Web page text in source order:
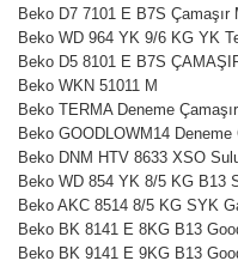
Beko D7 7101 E B7S
Beko WD 964 YK 9/6 KG YK
Beko D5 8101 E B7S
Beko WKN 51011 M
Beko TERMA Deneme
Beko GOODLOWM14 Deneme
Beko DNM HTV 8633 XSO
Beko WD 854 YK 8/5 KG B13
Beko AKC 8514 8/5 KG SYK
Beko BK 8141 E 8KG B13
Beko BK 9141 E 9KG B13